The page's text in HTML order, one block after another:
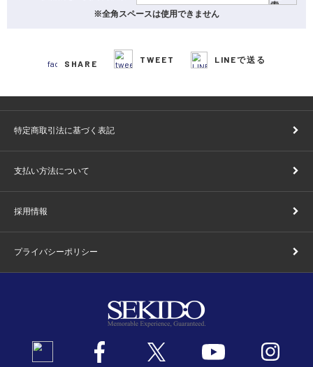
※全角スペースは使用できません
SHARE TWEET LINEで送る
特定商取引法に基づく表記
支払い方法について
採用情報
プライバシーポリシー